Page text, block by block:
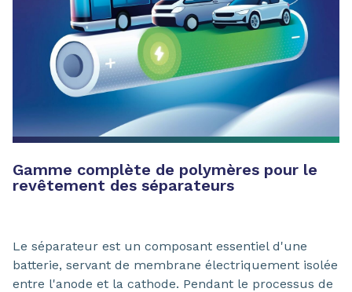
Gamme complète de polymères pour le
revêtement des séparateurs
Le séparateur est un composant essentiel d'une
batterie, servant de membrane électriquement isolée
entre l'anode et la cathode. Pendant le processus de